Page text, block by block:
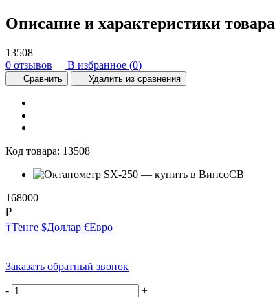
Описание и характеристики товара
13508
0 отзывов
В избранное (0)
Сравнить Удалить из сравнения
Код товара: 13508
168000
₽
₸Тенге $Доллар €Евро
Заказать обратный звонок
- +